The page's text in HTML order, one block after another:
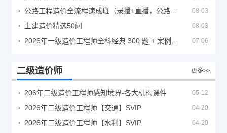
08-03
土建造价精选50问 08-03
07-06
二级造价师 更多>>
206年二级造价工程师感知境界-各大机构课件 05-12
2026年二级造价工程师【交通】SVIP 04-20
2026年二级造价工程师【水利】SVIP 04-20